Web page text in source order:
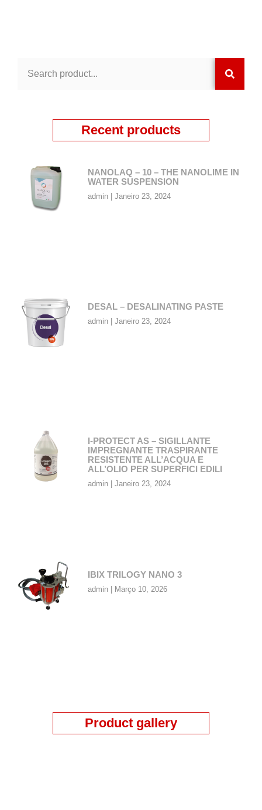
Recent products
NANOLAQ – 10 – THE NANOLIME IN
WATER SUSPENSION
admin Janeiro 23, 2024
DESAL – DESALINATING PASTE
admin Janeiro 23, 2024
I-PROTECT AS – SIGILLANTE
IMPREGNANTE TRASPIRANTE
RESISTENTE ALL’ACQUA E
ALL’OLIO PER SUPERFICI EDILI
admin Janeiro 23, 2024
IBIX TRILOGY NANO 3
admin Março 10, 2026
Product gallery